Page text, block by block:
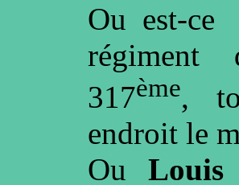
Ou est-ce
régiment
317ème,
endroit le
OuLouis